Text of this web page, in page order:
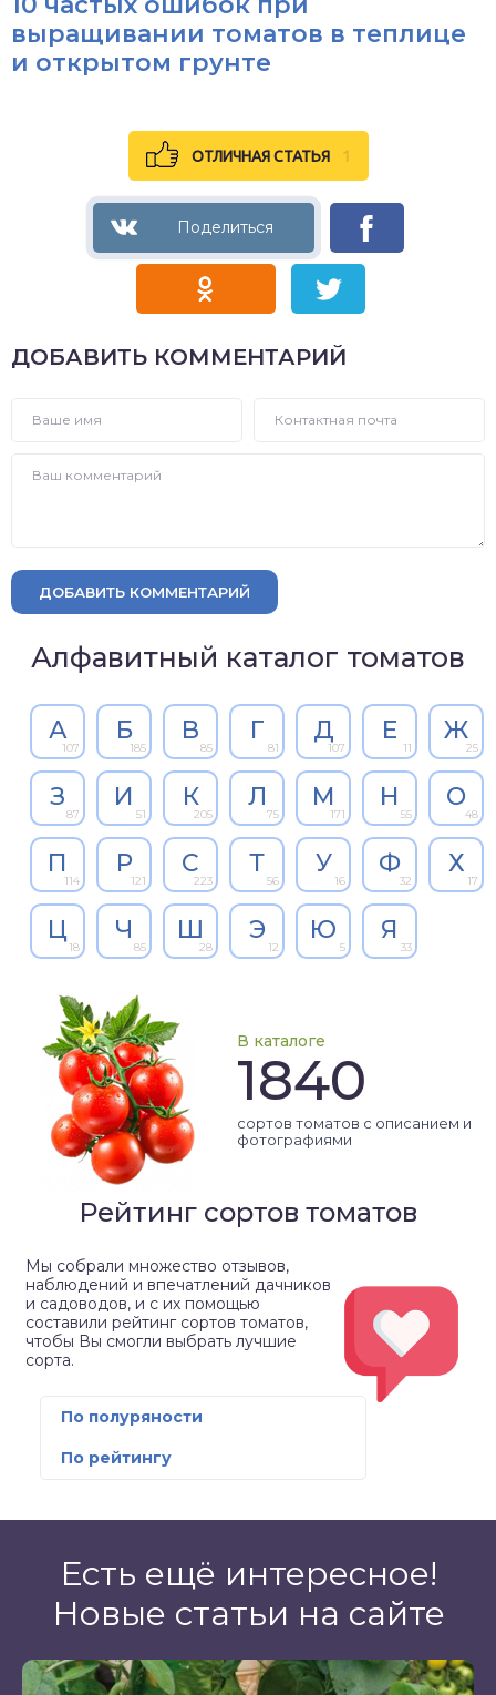
выращивании томатов в теплице
и открытом грунте
ОТЛИЧНАЯ СТАТЬЯ 1
ДОБАВИТЬ КОММЕНТАРИЙ
ДОБАВИТЬ КОММЕНТАРИЙ
Алфавитный каталог томатов
А
107
Б
185
В
85
Г
81
Д
107
Е
11
Ж
25
З
87
И
51
К
205
Л
75
М
171
Н
55
О
48
П
114
Р
121
С
223
Т
56
У
16
Ф
32
Х
17
Ц
18
Ч
85
Ш
28
Э
12
Ю
5
Я
33
В каталоге
1840
сортов томатов с описанием и
фотографиями
Рейтинг сортов томатов
Мы собрали множество отзывов,
наблюдений и впечатлений дачников
и садоводов, и с их помощью
составили рейтинг сортов томатов,
чтобы Вы смогли выбрать лучшие
сорта.
По полуряности
По рейтингу
Есть ещё интересное!
Новые статьи на сайте